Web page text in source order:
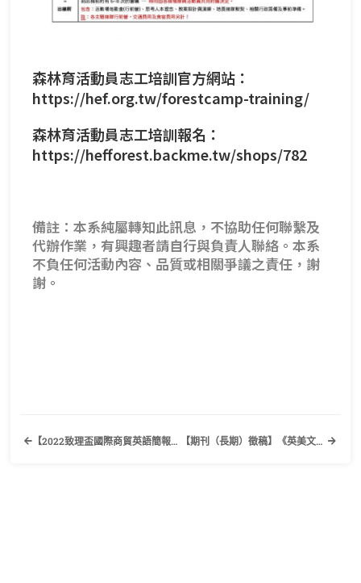
森林育活動員志工培訓官方網站：
https://hef.org.tw/forestcamp-training/
森林育活動員志工培訓報名：
https://hefforest.backme.tw/shops/782
備註：本系純屬轉知此訊息，不協助任何聯繫及
代辦作業，有興趣者請自行與負責人聯絡。本系
不負任何活動內容、品質或相關爭議之責任，謝
謝。
【2022致理盃國際商貿英語簡報競賽】歡迎有興趣的同學踴躍報名參加！ 【期刊（長期）徵稿】《英美文學評論》中華民國英美文學學會